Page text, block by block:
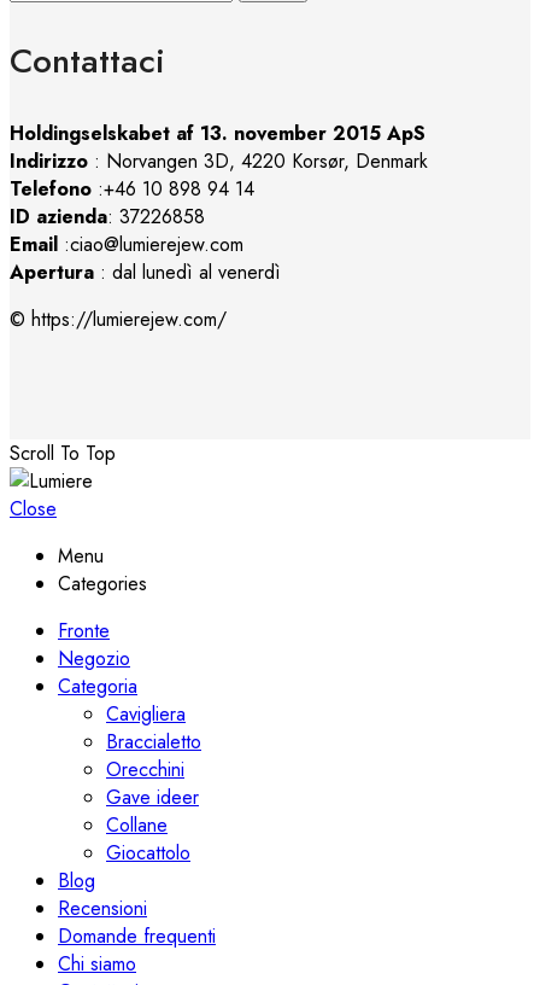
Contattaci
Holdingselskabet af 13. november 2015 ApS
Indirizzo : Norvangen 3D, 4220 Korsør, Denmark
Telefono :+46 10 898 94 14
ID azienda: 37226858
Email :ciao@lumierejew.com
Apertura : dal lunedì al venerdì
© https://lumierejew.com/
Scroll To Top
Close
Menu
Categories
Fronte
Negozio
Categoria
Cavigliera
Braccialetto
Orecchini
Gave ideer
Collane
Giocattolo
Blog
Recensioni
Domande frequenti
Chi siamo